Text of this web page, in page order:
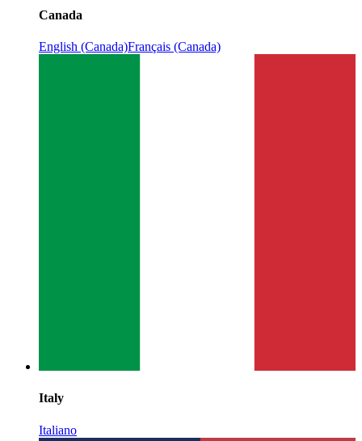
Canada
English (Canada)Français (Canada)
Italy
Italiano